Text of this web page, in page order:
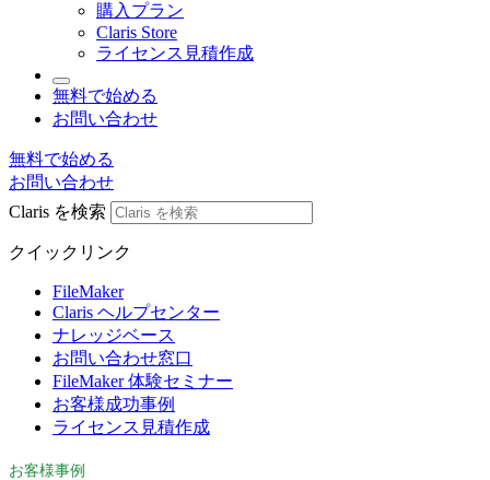
購入プラン
Claris Store
ライセンス見積作成
無料で始める
お問い合わせ
無料で始める
お問い合わせ
Claris を検索
クイックリンク
FileMaker
Claris ヘルプセンター
ナレッジベース
お問い合わせ窓口
FileMaker 体験セミナー
お客様成功事例
ライセンス見積作成
お客様事例